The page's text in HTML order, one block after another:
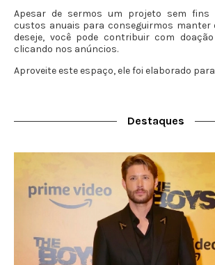
Apesar de sermos um projeto sem fins
custos anuais para conseguirmos manter
deseje, você pode contribuir com
clicando nos anúncios.
Aproveite este espaço, ele foi elaborado
Destaques